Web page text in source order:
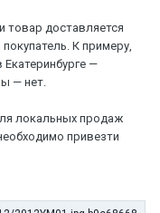
товар доставляется
К примеру,
—
— нет.
локальных продаж
привезти